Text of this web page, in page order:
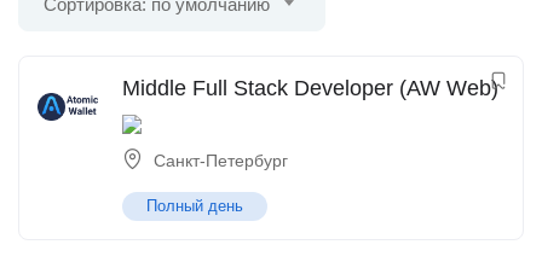
Сортировка: по умолчанию
Middle Full Stack Developer (AW Web)
Санкт-Петербург
Полный день